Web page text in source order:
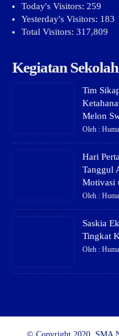
Today's Visitors: 259
Yesterday's Visitors: 183
Total Visitors: 317,809
Kegiatan Sekolah
Tim
Melon
Oleh :
Hari
Tanggul
Motivasi
Oleh :
Saskia
Tingkat
Oleh :